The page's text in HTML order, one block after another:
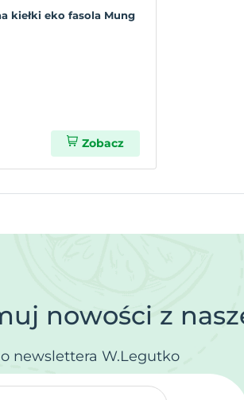
kiełki eko fasola Mung
Zobacz
nowości z
newslettera W.Legutko